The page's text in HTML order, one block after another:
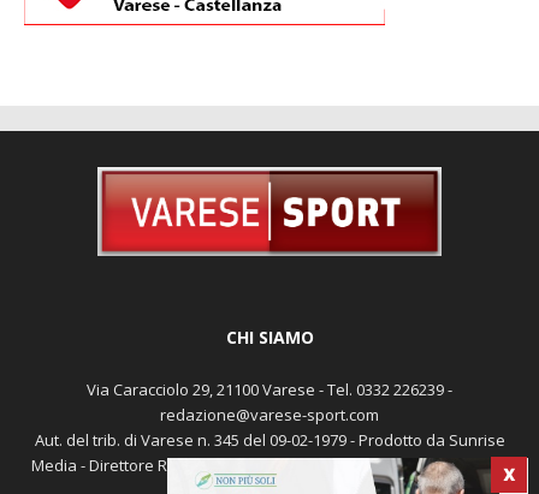
X
CHI SIAMO
Via Caracciolo 29, 21100 Varese - Tel. 0332 226239 -
redazione@varese-sport.com
Aut. del trib. di Varese n. 345 del 09-02-1979 - Prodotto da Sunrise
Media - Direttore Responsabile: Michele Marocco -Cookie policy